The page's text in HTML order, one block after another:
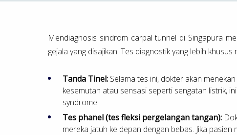
Mendiagnosis sindrom carpal tunnel di Singapura
gejala yang disajikan. Tes diagnostik yang lebih khusus
Tanda Tinel: Selama tes ini, dokter akan
kesemutan atau sensasi seperti sengatan listrik,
syndrome.
Tes phanel (tes fleksi pergelangan tangan):
mereka jatuh ke depan dengan bebas. Jika